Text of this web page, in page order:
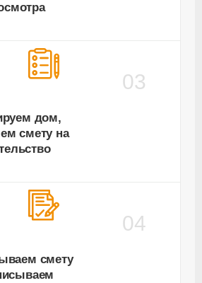
03
дом,
смету на
04
смету